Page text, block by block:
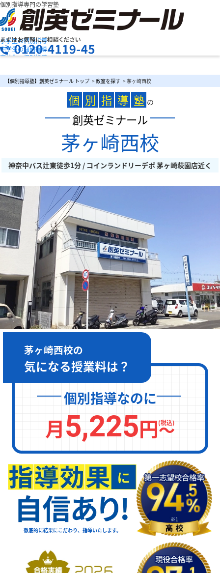
個別指導専門の学習塾
資料請求
小学生の個別指導
中学生の個別指導
高校生の個別指導
授業料を知りたい
教室検索
お電話でのお問い合わせはこちら
［月～金］10:00～22:00 / ［土日］10:00～19:00
【個別指導塾】創英ゼミナール トップ > 教室を探す > 茅ヶ崎西校
個 別 指 導 塾 の
創英ゼミナール
茅ヶ崎西校
神奈中バス辻東徒歩1分 / コインランドリーデポ 茅ヶ崎萩園店近く
茅ヶ崎西校の
気になる授業料は？
個別指導なのに
月5,225円〜
(税込)
徹底的に結果にこだわり、指導いたします。